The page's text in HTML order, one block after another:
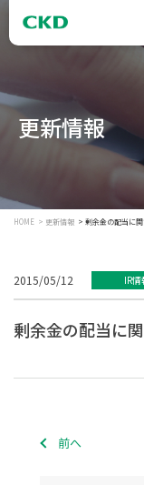
更新情報
HOME 更新情報 剰余金の配当に
2015/05/12 IR情
剰余金の配当に
前へ